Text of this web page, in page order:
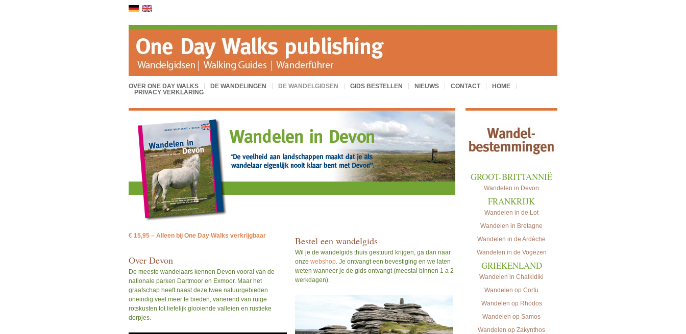
OVER ONE DAY WALKS DE WANDELINGEN DE WANDELGIDSEN GIDS BESTELLEN NIEUWS CONTACT
HOME
PRIVACY VERKLARING
€ 15,95 – Alleen bij One Day Walks verkrijgbaar
​Over Devon
De meeste wandelaars kennen Devon vooral van de
nationale parken Dartmoor en Exmoor. Maar het
graafschap heeft naast deze twee natuurgebieden
oneindig veel meer te bieden, variërend van ruige
rotskusten tot liefelijk glooiende valleien en rustieke
dorpjes.
Bestel een wandelgids
Wil je de wandelgids thuis gestuurd krijgen, ga dan naar
onzewebshop. Je ontvangt een bevestiging en we laten
weten wanneer je de gids ontvangt (meestal binnen 1 a 2
werkdagen).
GROOT-BRITTANNIË
Wandelen in Devon
FRANKRIJK
Wandelen in de Lot
Wandelen in Bretagne
Wandelen in de Ardèche
Wandelen in de Vogezen
GRIEKENLAND
Wandelen in Chalkidiki
Wandelen op Corfu
Wandelen op Rhodos
Wandelen op Samos
Wandelen op Zakynthos